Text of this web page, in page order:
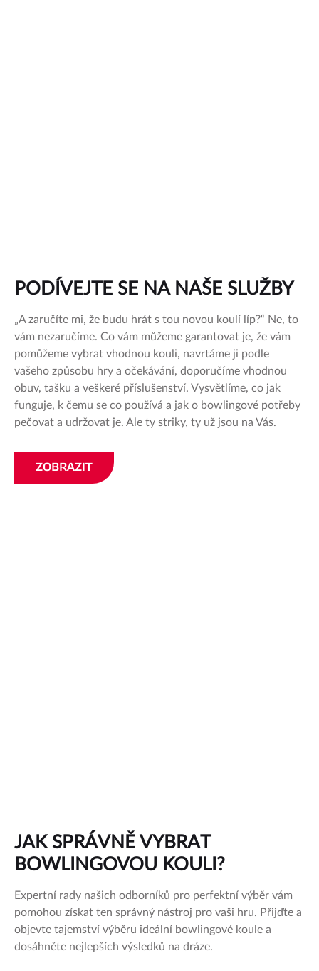
PODÍVEJTE SE NA NAŠE SLUŽBY
„A zaručíte mi, že budu hrát s tou novou koulí líp?“ Ne, to
vám nezaručíme. Co vám můžeme garantovat je, že vám
pomůžeme vybrat vhodnou kouli, navrtáme ji podle
vašeho způsobu hry a očekávání, doporučíme vhodnou
obuv, tašku a veškeré příslušenství. Vysvětlíme, co jak
funguje, k čemu se co používá a jak o bowlingové potřeby
pečovat a udržovat je. Ale ty striky, ty už jsou na Vás.
ZOBRAZIT
JAK SPRÁVNĚ VYBRAT
BOWLINGOVOU KOULI?
Expertní rady našich odborníků pro perfektní výběr vám
pomohou získat ten správný nástroj pro vaši hru. Přijďte a
objevte tajemství výběru ideální bowlingové koule a
dosáhněte nejlepších výsledků na dráze.